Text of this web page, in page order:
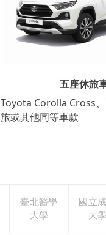
五座休旅
Toyota Corolla Cross
旅或其他同等車款
臺北醫學
大學
國立
大學